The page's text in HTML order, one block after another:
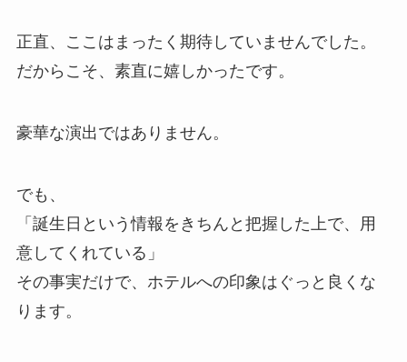
正直、ここはまったく期待していませんでした。
だからこそ、素直に嬉しかったです。
豪華な演出ではありません。
でも、
「誕生日という情報をきちんと把握した上で、用
意してくれている」
その事実だけで、ホテルへの印象はぐっと良くな
ります。